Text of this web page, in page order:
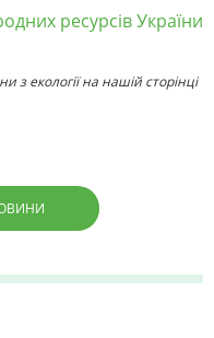
ресурсів України
екології на нашій сторінці